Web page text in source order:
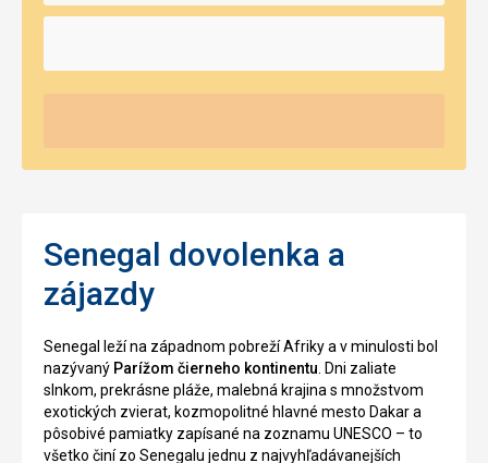
Senegal dovolenka a
zájazdy
Senegal leží na západnom pobreží Afriky a v minulosti bol
nazývaný Parížom čierneho kontinentu . Dni zaliate
slnkom, prekrásne pláže, malebná krajina s množstvom
exotických zvierat, kozmopolitné hlavné mesto Dakar a
pôsobivé pamiatky zapísané na zoznamu UNESCO – to
všetko činí zo Senegalu jednu z najvyhľadávanejších